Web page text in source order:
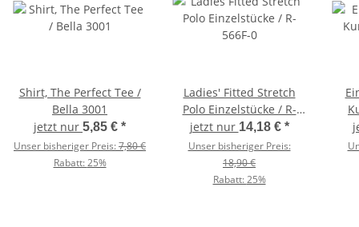
Shirt, The Perfect Tee /
Bella 3001
jetzt nur 5,85 € *
Unser bisheriger Preis:7,80 €
Rabatt:25%
Ladies' Fitted Stretch
Polo Einzelstücke / R-
566F-0
jetzt nur 14,18 € *
Unser bisheriger Preis:
18,90 €
Rabatt:25%